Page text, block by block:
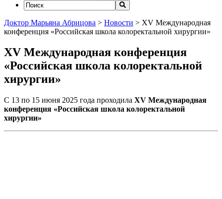
Доктор Марьяна Абрицова > Новости > XV Международная
конференция «Российская школа колоректальной хирургии»
XV Международная конференция
«Российская школа колоректальной
хирургии»
C 13 по 15 июня 2025 года проходила XV Международная
конференция «Российская школа колоректальной
хирургии»